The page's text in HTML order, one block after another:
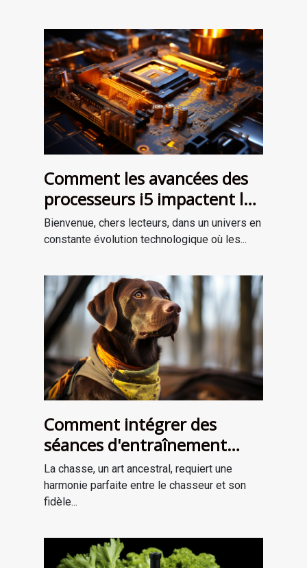
Comment les avancées des
processeurs i5 impactent le
marché des ordinateurs
portables
Bienvenue, chers lecteurs, dans un univers en
constante évolution technologique où les...
Comment intégrer des
séances d'entraînement
avec votre chien de chasse
et votre collier GPS pour
améliorer la chasse
La chasse, un art ancestral, requiert une
harmonie parfaite entre le chasseur et son
fidèle...